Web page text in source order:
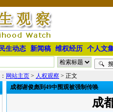
民生动态 新闻稿 维权经历 个人文
网站主页 > 人权观察 > 正文
成都谢俊彪到49中围观被强制传唤
成